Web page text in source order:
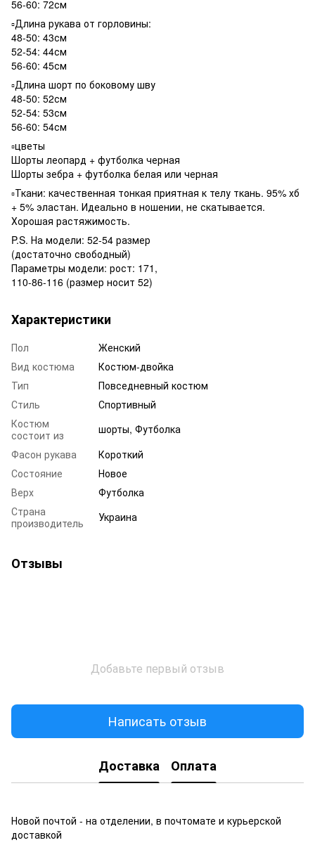
56-60: 72см
▫️Длина рукава от горловины:
48-50: 43см
52-54: 44см
56-60: 45см
▫️Длина шорт по боковому шву
48-50: 52см
52-54: 53см
56-60: 54см
▫️цветы
Шорты леопард + футболка черная
Шорты зебра + футболка белая или черная
▫️Ткани: качественная тонкая приятная к телу ткань. 95% хб
+ 5% эластан. Идеально в ношении, не скатывается.
Хорошая растяжимость.
P.S. На модели: 52-54 размер
(достаточно свободный)
Параметры модели: рост: 171,
110-86-116 (размер носит 52)
Характеристики
Пол
Женский
Вид костюма
Костюм-двойка
Тип
Повседневный костюм
Стиль
Спортивный
Костюм
состоит из
шорты, Футболка
Фасон рукава
Короткий
Состояние
Новое
Верх
Футболка
Страна
производитель
Украина
Отзывы
Добавьте первый отзыв
Написать отзыв
Доставка Оплата
Новой почтой - на отделении, в почтомате и курьерской
доставкой